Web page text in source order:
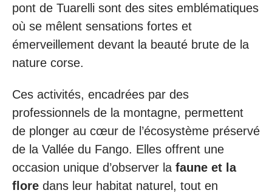
pont de Tuarelli sont des sites emblématiques
où se mêlent sensations fortes et
émerveillement devant la beauté brute de la
nature corse.
Ces activités, encadrées par des
professionnels de la montagne, permettent
de plonger au cœur de l’écosystème préservé
de la Vallée du Fango. Elles offrent une
occasion unique d’observer la faune et la
flore dans leur habitat naturel, tout en